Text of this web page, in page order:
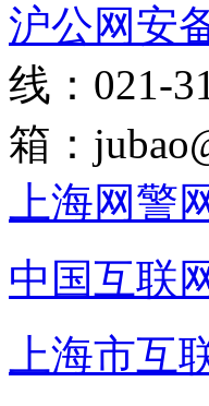
沪公网安
线：021-
箱：
上海网警
中国互联
上海市互